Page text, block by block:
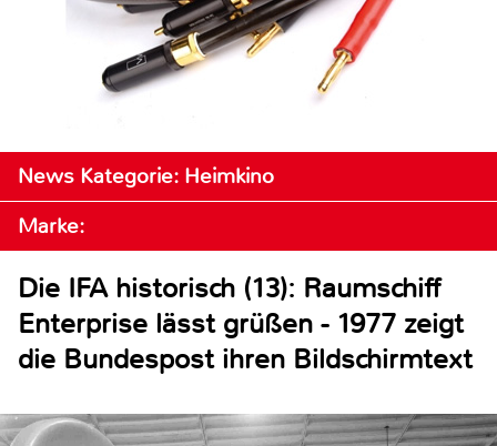
News Kategorie: Heimkino
Marke:
Die IFA historisch (13): Raumschiff
Enterprise lässt grüßen - 1977 zeigt
die Bundespost ihren Bildschirmtext